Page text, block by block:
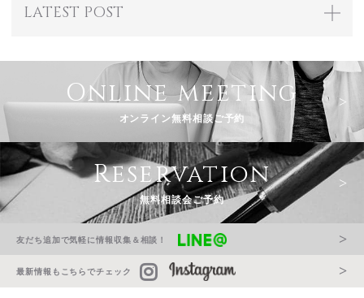
LATEST POST
Online meeting
オンライン無料相談ご予約
Reservation
無料相談会ご予約
友だち追加で気軽に情報収集＆相談！
最新情報もこちらでチェック